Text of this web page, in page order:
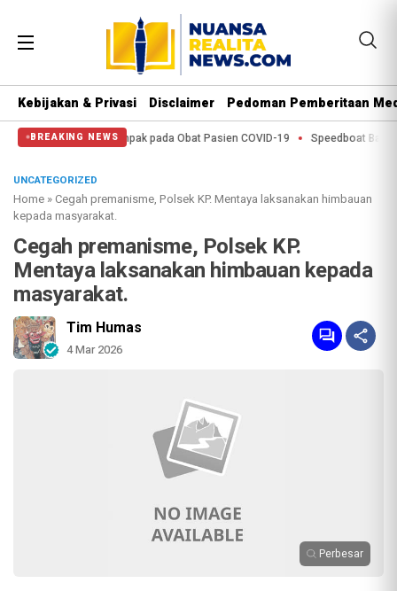
Kebijakan & Privasi Disclaimer Pedoman Pemberitaan
BREAKING NEWS
Obat Pasien COVID-19 Speedboat Bawa 23 Migran Tenggelam di
UNCATEGORIZED
Home »Cegah premanisme, Polsek KP. Mentaya laksanakan himbauan
kepada masyarakat.
Cegah premanisme, Polsek KP.
Mentaya laksanakan himbauan kepada
masyarakat.
Tim Humas
4 Mar 2026
Perbesar